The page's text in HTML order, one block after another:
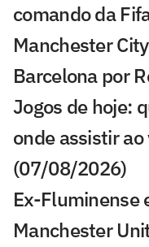
comando da
Manchester
Barcelona por
Jogos de hoje:
onde assistir
(07/08/2026)
Ex-Fluminense
Manchester